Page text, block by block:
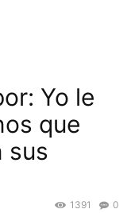
Yo le
que
sus
0
1391